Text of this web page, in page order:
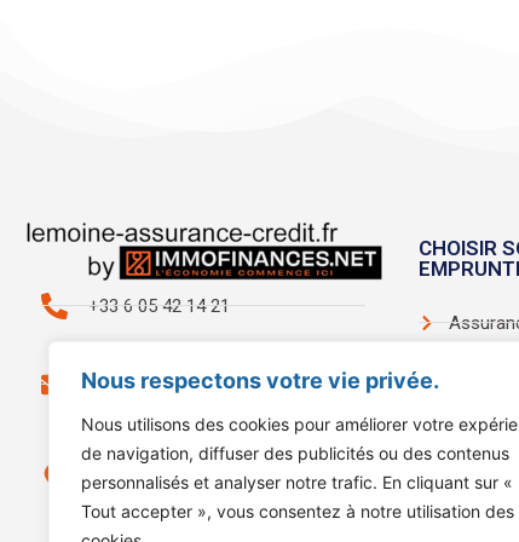
Nous respectons votre vie privée.
Nous utilisons des cookies pour améliorer votre
de navigation, diffuser des publicités ou des contenus
personnalisés et analyser notre trafic. En cliquant sur «
Tout accepter », vous consentez à notre utilisation des
+33 6 05 42 14 21
contact@lemoine-assurance-
5 place Jean Payra 66000
Perpignan
CHOISIR